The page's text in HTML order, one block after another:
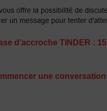
d’accroche TINDER :
une